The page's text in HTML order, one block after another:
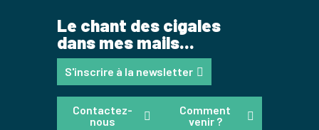
Le chant des cigales
dans mes mails...
S'inscrire à la newsletter
Contactez-
nous
Comment
venir ?